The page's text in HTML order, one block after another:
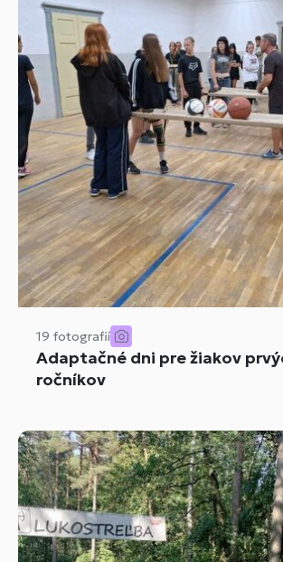
19 fotografií
Adaptačné dni pre žiakov
ročníkov